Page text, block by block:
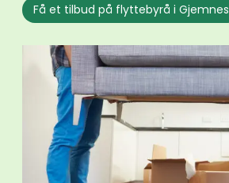
Få et tilbud på flyttebyrå i Gjemnes